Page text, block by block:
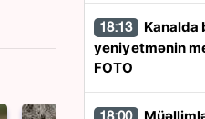
18:13
yeniyetmənin
FOTO